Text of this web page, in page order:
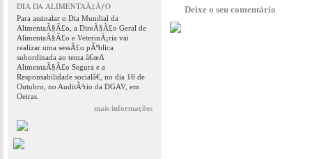
DIA DA ALIMENTAÃ‡ÃƒO
Para assinalar o Dia Mundial da
AlimentaÃ§Ã£o, a DireÃ§Ã£o Geral de
AlimentaÃ§Ã£o e VeterinÃ¡ria vai
realizar uma sessÃ£o pÃºblica
subordinada ao tema â€œA
AlimentaÃ§Ã£o Segura e a
Responsabilidade socialâ€, no dia 16 de
Outubro, no AuditÃ³rio da DGAV, em
Oeiras.
mais informações
Deixe o seu comentário